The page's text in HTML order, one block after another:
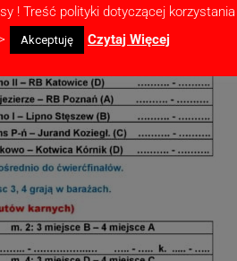
! Treść polityki dotyczącej
Akceptuję Czytaj Więcej